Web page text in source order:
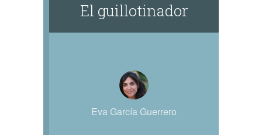
El guillotinador
Eva García Guerrero